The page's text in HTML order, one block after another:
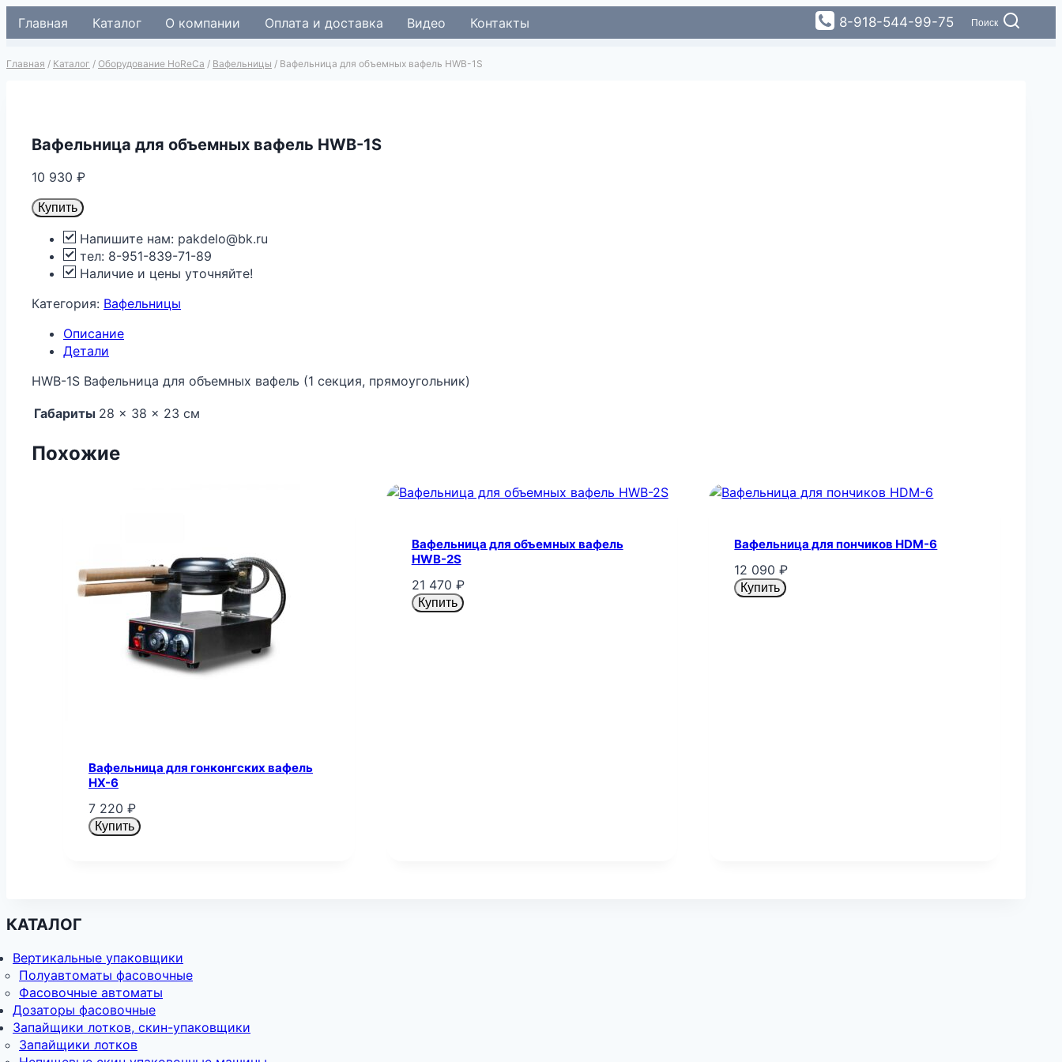
Перейти
Главная Каталог О компании Оплата и доставка Видео Контакты 8-918-544-99-75 Поиск
Главная / Каталог / Оборудование HoReCa / Вафельницы / Вафельница для объемных вафель HWB-1S
Вафельница для объемных вафель HWB-1S
10 930 ₽
Купить
Напишите нам: pakdelo@bk.ru
тел: 8-951-839-71-89
Наличие и цены уточняйте!
Категория: Вафельницы
Описание
Детали
HWB-1S Вафельница для объемных вафель (1 секция, прямоугольник)
Габариты 28 × 38 × 23 см
Похожие
Вафельница для гонконгских вафель
HХ-6
7 220 ₽
Купить
Вафельница для объемных вафель
HWB-2S
21 470 ₽
Купить
Вафельница для пончиков HDM-6
12 090₽
Купить
КАТАЛОГ
Вертикальные упаковщики
Полуавтоматы фасовочные
Фасовочные автоматы
Дозаторы фасовочные
Запайщики лотков, скин-упаковщики
Запайщики лотков